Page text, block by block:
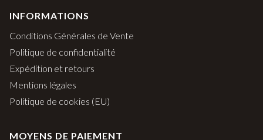
INFORMATIONS
Conditions Générales de Vente
Politique de confidentialité
Expédition et retours
Mentions légales
Politique de cookies (EU)
MOYENS DE PAIEMENT